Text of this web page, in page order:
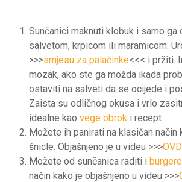
Sunčanici maknuti klobuk i samo ga
salvetom, krpicom ili maramicom.
>>>smjesu za palačinke<<< i pržiti.
mozak, ako ste ga možda ikada
ostaviti na salveti da se ocijede i
Zaista su odličnog okusa i vrlo
idealne kao vege obrok i recept
Možete ih panirati na klasičan način
šnicle. Objašnjeno je u videu >>>
Možete od sunčanica raditi i burgere
način kako je objašnjeno u videu >>>